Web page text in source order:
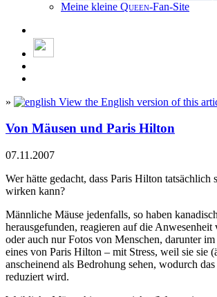
Meine kleine Queen-Fan-Site
» View the English version of this
Von Mäusen und Paris Hilton
07.11.2007
Wer hätte gedacht, dass Paris Hilton tatsächlich
wirken kann?
Männliche Mäuse jedenfalls, so haben
herausgefunden, reagieren auf die Anwesenheit
oder auch nur Fotos von Menschen, darunter im
eines von Paris Hilton – mit Stress, weil sie sie
anscheinend als Bedrohung sehen, wodurch
reduziert wird.